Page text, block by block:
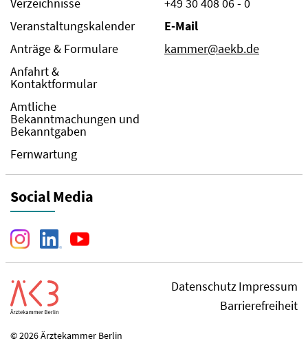
Veranstaltungskalender
Anträge & Formulare
Anfahrt &
Kontaktformular
Amtliche
Bekanntmachungen und
Bekanntgaben
Fernwartung
E-Mail
kammer@aekb.de
Social Media
DatenschutzImpressum
Barrierefreiheit
© 2026 Ärztekammer Berlin